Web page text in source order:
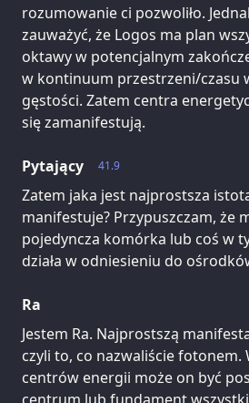
rozumowanie ci pozwoliło.
zauważyć, że Logos ma plan
oktawy w potencjalnym
w kontinuum przestrzeni/czasu
gęstości. Zatem centra
się zamanifestują.
41.9
Pytający
Zatem jaka jest najprostsza
manifestuje? Przypuszczam, że
pojedyncza komórka lub coś w
działa w odniesieniu do
Ra
Jestem Ra. Najprostszą
czyli to, co nazwaliście fotonem.
centrów energii może on być